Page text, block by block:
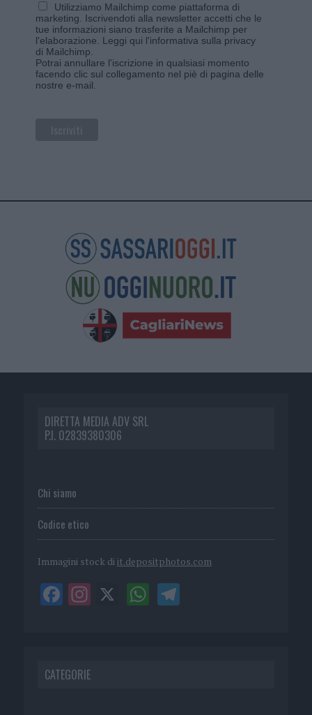
Utilizziamo Mailchimp come piattaforma di
marketing. Iscrivendoti alla newsletter accetti che le
tue informazioni siano trasferite a Mailchimp per
l'elaborazione. Leggi qui l'informativa sulla privacy
di Mailchimp
Potrai annullare l'iscrizione in qualsiasi momento
facendo clic sul collegamento nel piè di pagina delle
nostre e-mail.
DIRETTA MEDIA ADV SRL
P.I. 02839380306
Chi siamo
Codice etico
Immagini stock di it.depositphotos.com
CATEGORIE